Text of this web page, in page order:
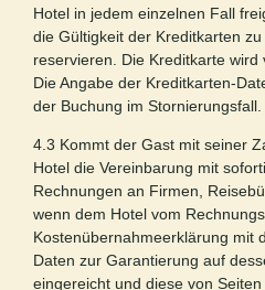
Hotel in jedem einzelnen Fall
die Gültigkeit der Kreditkarten
reservieren. Die Kreditkarte wird
Die Angabe der Kreditkarten-
der Buchung im Stornierungsfall.
4.3 Kommt der Gast mit seiner
Hotel die Vereinbarung mit
Rechnungen an Firmen,
wenn dem Hotel vom
Kostenübernahmeerklärung mit
Daten zur Garantierung auf
eingereicht und diese von